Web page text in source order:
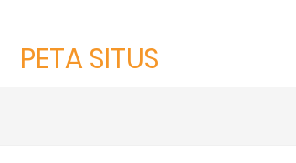
PETA SITUS